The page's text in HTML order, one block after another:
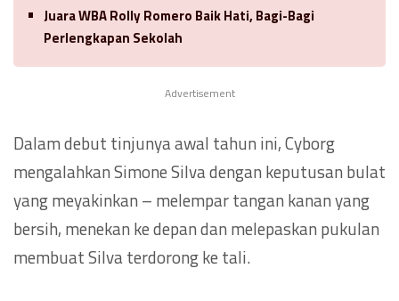
Juara WBA Rolly Romero Baik Hati, Bagi-Bagi
Perlengkapan Sekolah
Advertisement
Dalam debut tinjunya awal tahun ini, Cyborg
mengalahkan Simone Silva dengan keputusan bulat
yang meyakinkan – melempar tangan kanan yang
bersih, menekan ke depan dan melepaskan pukulan
membuat Silva terdorong ke tali.